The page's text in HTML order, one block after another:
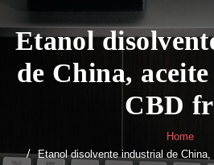
Etanol
de China,
CBD
Home
Etanol disolvente industrial de